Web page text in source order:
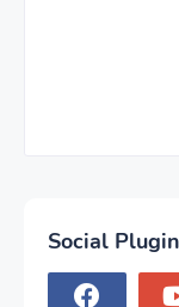
Social Plugin